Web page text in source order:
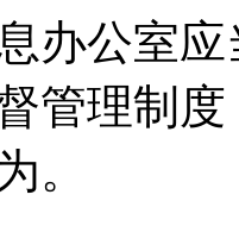
办公室
管理制
。